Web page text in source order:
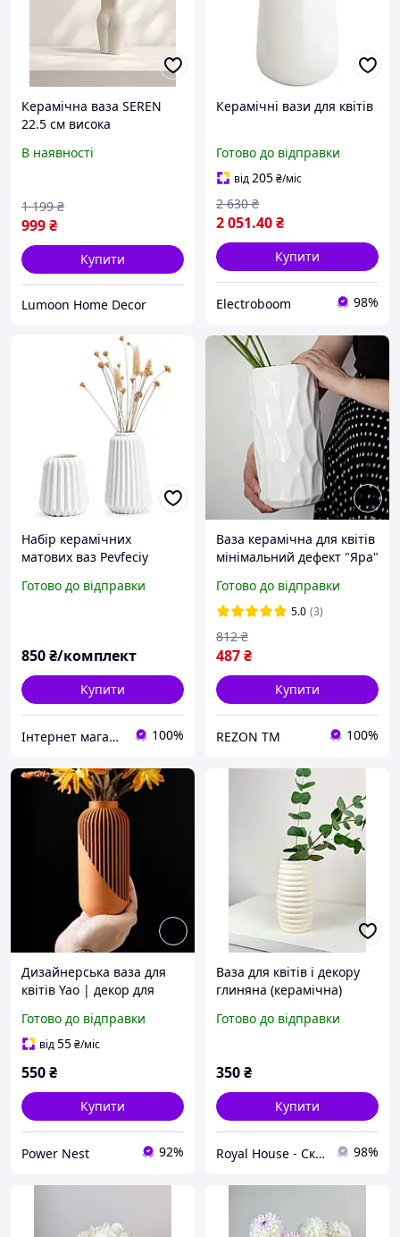
Керамічна ваза SEREN
22.5 см висока
сухоцвітів, гілок та живих
В наявності
999₴
1 199 ₴
Купити
Lumoon Home Decor
Керамічні вази для квітів
Готово до відправки
від205₴/міс
2 051.40₴
2 630 ₴
Купити
Electroboom 98%
Набір керамічних
матових ваз Pevfeciy
геометричні вази для
Готово до відправки
850₴/комплект
Купити
Інтернет магазин "ЄВРО Shop" 100%
Ваза керамічна для квітів
мінімальний дефект "Яра"
Готово до відправки
5.0 (3)
487₴
812 ₴
Купити
REZON TM 100%
Дизайнерська ваза для
квітів Yao | декор для
Керамічний ефект
Готово до відправки
від55₴/міс
550₴
Купити
Power Nest 92%
Ваза для квітів і декору
глиняна (керамічна)
Готово до відправки
350₴
Купити
Royal House - Скатертини на стіл 98%